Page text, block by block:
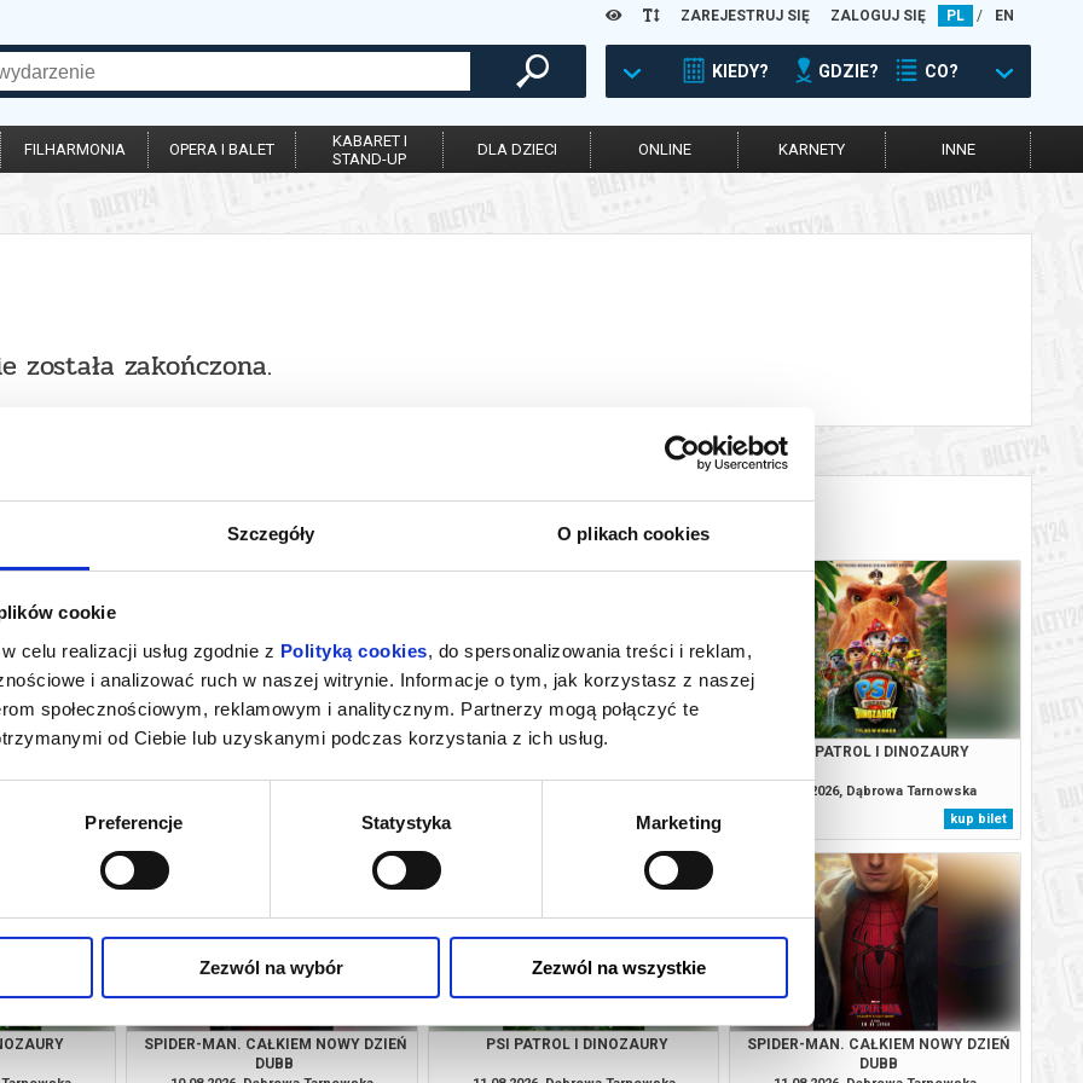
Szczegóły O plikach cookies
cookie
celu realizacji usług zgodnie z Polityką cookies, do spersonalizowania treści i reklam,
i analizować ruch w naszej witrynie. Informacje o tym, jak korzystasz z naszej
społecznościowym, reklamowym i analitycznym. Partnerzy mogą połączyć te
od Ciebie lub uzyskanymi podczas korzystania z ich usług.
Preferencje Statystyka Marketing
Zezwól na wybór Zezwól na wszystkie
ZAREJESTRUJ SIĘ ZALOGUJ SIĘ PL / EN
KIEDY? GDZIE? CO?
FILHARMONIA OPERA I BALET
KABARET I
STAND-UP
DLA DZIECI ONLINE KARNETY INNE
została zakończona.
NOWY DZIEŃ
kup bilet
PSI PATROL I DINOZAURY
kup bilet
SPIDER-MAN. CAŁKIEM NOWY DZIEŃ
kup bilet
PSI PATROL I DINOZAURY
09.08.2026, Dąbrowa Tarnowska
kup bilet
SPIDER-MAN. CAŁKIEM NOWY DZIEŃ
DUBB
PSI PATROL I DINOZAURY
SPIDER-MAN. CAŁKIEM NOWY DZIEŃ
DUBB